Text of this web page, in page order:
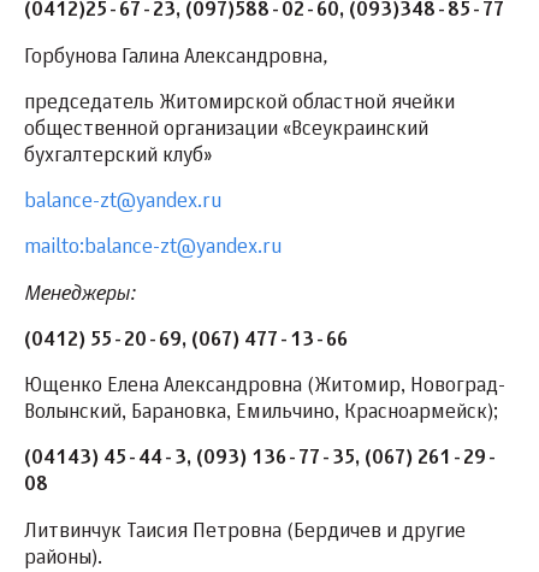
(0412)25-67-23, (097)588-02-60, (093)348-85-77
Горбунова Галина Александровна,
председатель Житомирской областной ячейки
общественной организации «Всеукраинский
бухгалтерский клуб»
balance-zt@yandex.ru
mailto:balance-zt@yandex.ru
Менеджеры:
(0412) 55-20-69, (067) 477-13-66
Ющенко Елена Александровна (Житомир, Новоград-
Волынский, Барановка, Емильчино, Красноармейск);
(04143) 45-44-3, (093) 136-77-35, (067) 261-29-
08
Литвинчук Таисия Петровна (Бердичев и другие
районы).